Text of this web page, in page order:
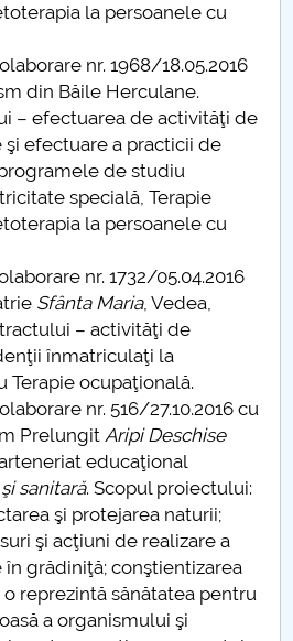
de practicăla persoanele cu
nr. 1968/18.05.2016
din Băile Herculane.
– efectuarea de activităţi de
efectuare a practicii de
de studiu
specială, Terapie
la persoanele cu
nr. 1732/05.04.2016
Sfânta Maria, Vedea,
– activităţi de
înmatriculaţi la
Terapie ocupaţională.
nr. 516/27.10.2016 cu
PrelungitAripi Deschise
educaţional
sanitară. Scopul proiectului:
şi protejarea naturii;
şi acţiuni de realizare a
grădiniţă; conştientizarea
reprezintă sănătatea pentru
a organismului şi